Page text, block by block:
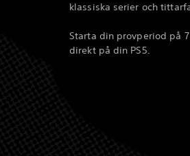
klassiska serier och
Starta din provperiod på
direkt på din PS5.